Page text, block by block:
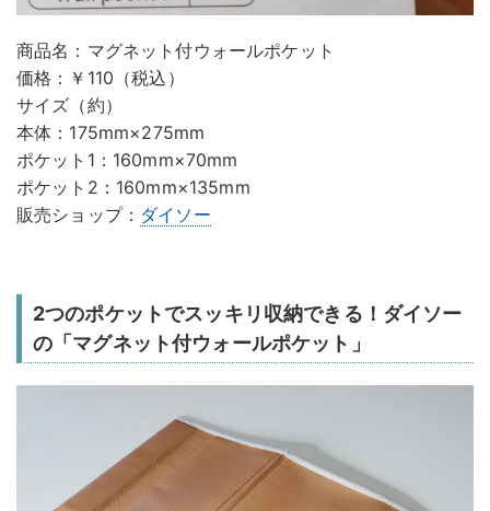
商品名：マグネット付ウォールポケット
価格：￥110（税込）
サイズ（約）
本体：175mm×275mm
ポケット1：160mm×70mm
ポケット2：160mm×135mm
販売ショップ： ダイソー
2つのポケットでスッキリ収納できる！ダイソー
の「マグネット付ウォールポケット」